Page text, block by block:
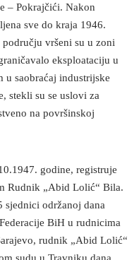
– Pokrajčići. Nakon
sve do kraja 1946.
vršeni su u zoni
eksploataciju u
u saobraćaj industrijske
stekli su se uslovi za
na površinskoj
godine, registruje
Rudnik „Abid Lolić“ Bila.
održanoj dana
BiH u rudnicima
rudnik „Abid Lolić“